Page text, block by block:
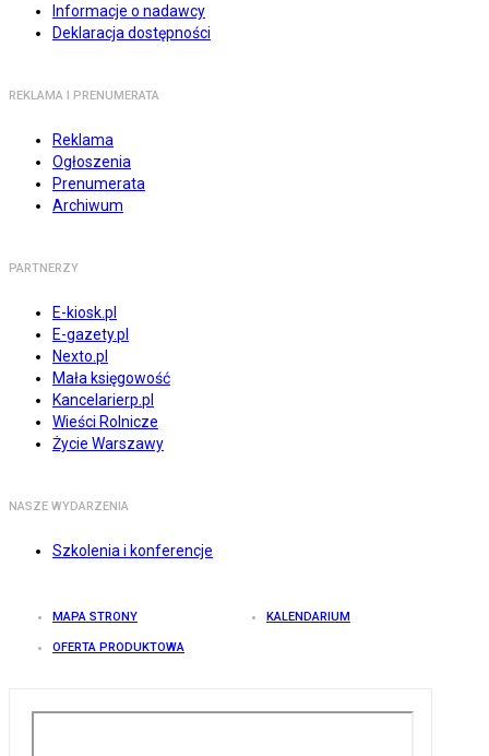
Informacje o nadawcy
Deklaracja dostępności
REKLAMA I PRENUMERATA
Reklama
Ogłoszenia
Prenumerata
Archiwum
PARTNERZY
E-kiosk.pl
E-gazety.pl
Nexto.pl
Mała księgowość
Kancelarierp.pl
Wieści Rolnicze
Życie Warszawy
NASZE WYDARZENIA
Szkolenia i konferencje
MAPA STRONY KALENDARIUM
OFERTA PRODUKTOWA